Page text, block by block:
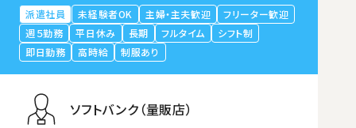
派遣社員 未経験者OK 主婦・主夫歓迎
フリーター歓迎
週５勤務
平日休み 長期 フルタイム
シフト制
即日勤務
高時給 制服あり
ソフトバンク（量販店）